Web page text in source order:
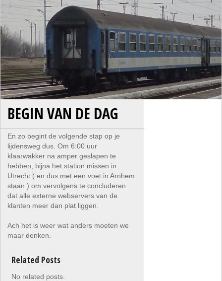
BEGIN VAN DE DAG
En zo begint de volgende stap op je
lijdensweg dus. Om 6:00 uur
klaarwakker na amper geslapen te
hebben, bijna het station missen in
Utrecht ( en dus met een voet in Arnhem
staan ) om vervolgens te concluderen
dat alle externe webservers van de
klanten meer dan plat liggen.
Ach het is weer wat anders moeten we
maar denken.
Related Posts
No related posts.